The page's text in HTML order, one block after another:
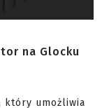
na Glocku
który umożliwia